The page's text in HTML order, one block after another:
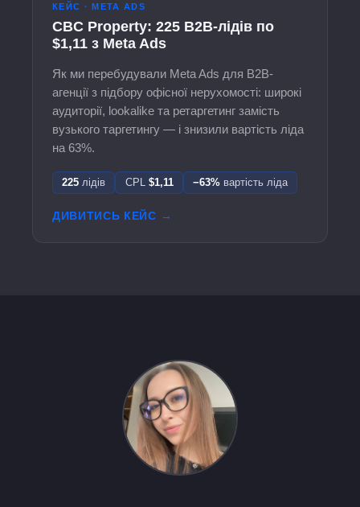
КЕЙС · META ADS
CBC Property: 225 B2B-лідів по
$1,11 з Meta Ads
Як ми перебудували Meta Ads для B2B-
агенції з підбору офісної нерухомості: широкі
аудиторії, lookalike та ретаргетинг замість
вузького таргетингу — і знизили вартість ліда
на 63%.
225 лідів CPL $1,11 −63%вартість ліда
ДИВИТИСЬ КЕЙС →